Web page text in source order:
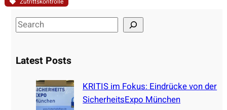
S
e
r
Latest Posts
KRITIS im Fokus: Eindrücke von der
SicherheitsExpo München